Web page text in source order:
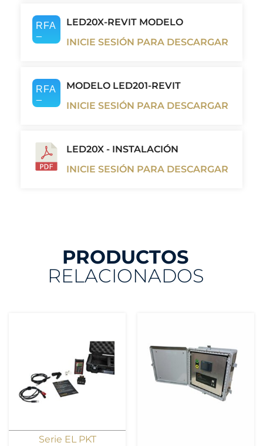
LED20X-REVIT MODELO
INICIE SESIÓN PARA DESCARGAR
MODELO LED201-REVIT
INICIE SESIÓN PARA DESCARGAR
LED20X - INSTALACIÓN
INICIE SESIÓN PARA DESCARGAR
PRODUCTOS
RELACIONADOS
Serie EL PKT